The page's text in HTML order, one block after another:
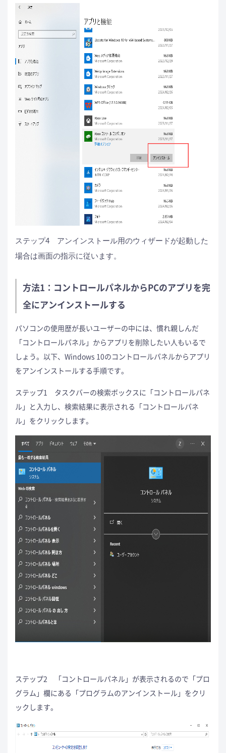
ステップ4　アンインストール用のウィザードが起動した
場合は画面の指示に従います。
方法1：コントロールパネルからPCのアプリを完
全にアンインストールする
パソコンの使用歴が長いユーザーの中には、慣れ親しんだ
「コントロールパネル」からアプリを削除したい人もいるで
しょう。以下、Windows 10のコントロールパネルからアプリ
をアンインストールする手順です。
ステップ1 タスクバーの検索ボックスに「コントロールパネ
ル」と入力し、検索結果に表示される「コントロールパネ
ル」をクリックします。
ステップ2 「コントロールパネル」が表示されるので「プロ
グラム」欄にある「プログラムのアンインストール」をクリ
ックします。